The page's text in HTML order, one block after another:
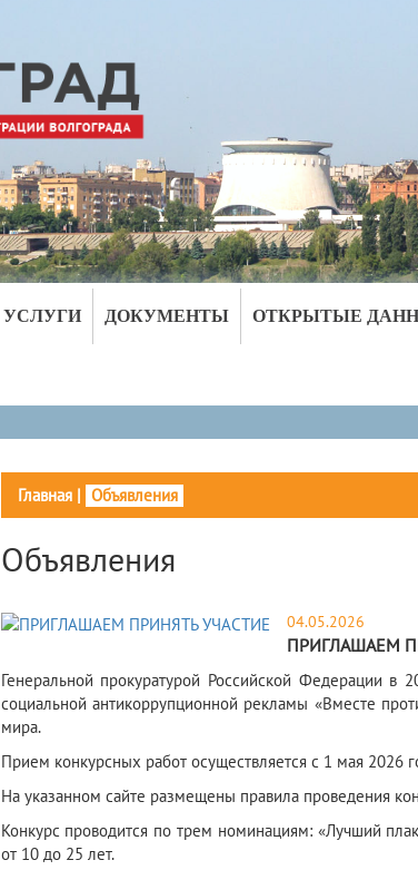
УСЛУГИ ДОКУМЕНТЫ ОТКРЫТЫЕ
Главная| Объявления
Объявления
04.05.2026
ПРИГЛАШАЕМ
Генеральной прокуратурой Российской Федерации в
социальной антикоррупционной рекламы «Вместе
мира.
Прием конкурсных работ осуществляется с 1 мая 2026
На указанном сайте размещены правила проведения
Конкурс проводится по трем номинациям: «Лучший
от 10 до 25 лет.